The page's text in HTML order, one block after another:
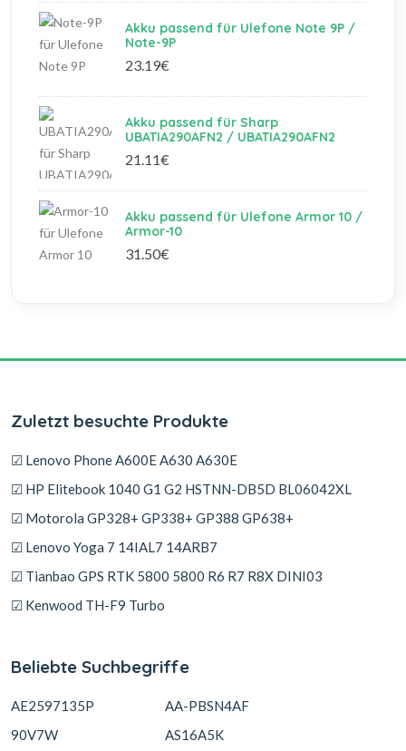
Akku passend für Ulefone Note 9P /
Note-9P
23.19€
Akku passend für Sharp
UBATIA290AFN2 / UBATIA290AFN2
21.11€
Akku passend für Ulefone Armor 10 /
Armor-10
31.50€
Zuletzt besuchte Produkte
☑ Lenovo Phone A600E A630 A630E
☑ HP Elitebook 1040 G1 G2 HSTNN-DB5D BL06042XL
☑ Motorola GP328+ GP338+ GP388 GP638+
☑ Lenovo Yoga 7 14IAL7 14ARB7
☑ Tianbao GPS RTK 5800 5800 R6 R7 R8X DINI03
☑ Kenwood TH-F9 Turbo
Beliebte Suchbegriffe
AE2597135P
90V7W
AA-PBSN4AF
AS16A5K